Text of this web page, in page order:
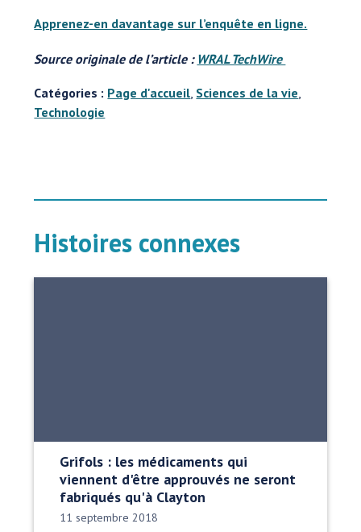
Apprenez-en davantage sur l’enquête en ligne.
Source originale de l’article : WRAL TechWire
Catégories : Page d'accueil Sciences de la vie
Technologie
Histoires connexes
Grifols : les médicaments qui
viennent d'être approuvés ne seront
fabriqués qu'à Clayton
Date publiée:
11 septembre 2018